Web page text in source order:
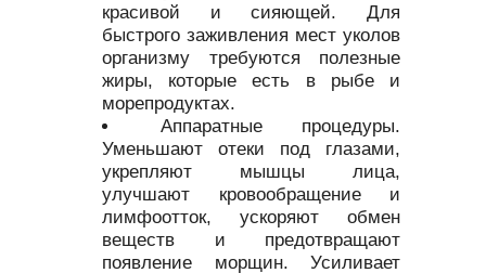
красивой и сияющей. Для
быстрого заживления мест уколов
организму требуются полезные
жиры, которые есть в рыбе и
морепродуктах.
Аппаратные процедуры.
Уменьшают отеки под глазами,
укрепляют мышцы лица,
улучшают кровообращение и
лимфоотток, ускоряют обмен
веществ и предотвращают
появление морщин. Усиливает